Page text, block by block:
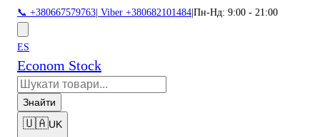
📞 +380667579763 Viber +380682101484 Пн-Нд: 9:00 - 21:00
ES
Econom Stock
Знайти
🇺🇦UK